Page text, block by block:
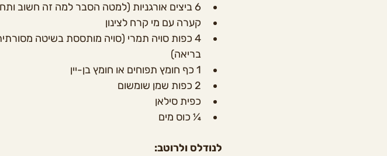
6 ביצים אורגניות (למטה הסבר למה זה חשוב ותחליטו לבד)
קערה עם מי קרח לצינון
4 כפות סויה תמרי (סויה מותססת בשיטה
בריאה)
1 כף חומץ תפוחים או חומץ בן-יין
2 כפות שמן שומשום
כפית סילאן
¼ כוס מים
לנודלס ולרוטב: